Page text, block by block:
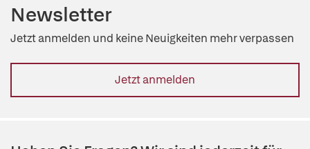
Newsletter
Jetzt anmelden und keine Neuigkeiten mehr verpassen
Jetzt anmelden